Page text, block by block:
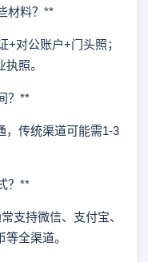
材料？**
对公账户+门头照；
照。
？**
传统渠道可能需1-3
？**
持微信、支付宝、
全渠道。